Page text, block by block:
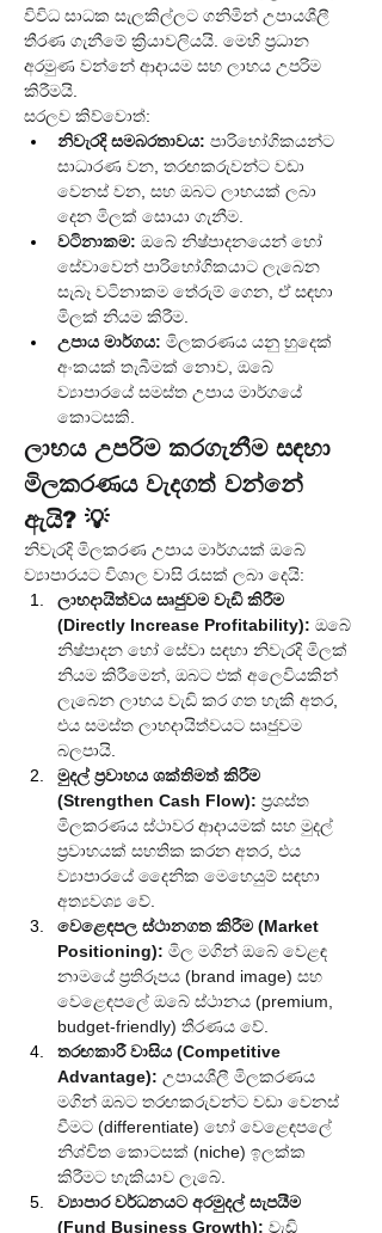
විවිධ සාධක සැලකිල්ලට ගනිමින් උපායශීලී
තීරණ ගැනීමේ ක්‍රියාවලියයි. මෙහි ප්‍රධාන
අරමුණ වන්නේ ආදායම සහ ලාභය උපරිම
කිරීමයි.
සරලව කිව්වොත්:
නිවැරදි සමබරතාවය: පාරිභෝගිකයන්ට
සාධාරණ වන, තරඟකරුවන්ට වඩා
වෙනස් වන, සහ ඔබට ලාභයක් ලබා
දෙන මිලක් සොයා ගැනීම.
වටිනාකම: ඔබේ නිෂ්පාදනයෙන් හෝ
සේවාවෙන් පාරිභෝගිකයාට ලැබෙන
සැබෑ වටිනාකම තේරුම් ගෙන, ඒ සඳහා
මිලක් නියම කිරීම.
උපාය මාර්ගය: මිලකරණය යනු හුදෙක්
අංකයක් තැබීමක් නොව, ඔබේ
ව්‍යාපාරයේ සමස්ත උපාය මාර්ගයේ
කොටසකි.
ලාභය උපරිම කරගැනීම සඳහා
මිලකරණය වැදගත් වන්නේ
ඇයි? 💡
නිවැරදි මිලකරණ උපාය මාර්ගයක් ඔබේ
ව්‍යාපාරයට විශාල වාසි රැසක් ලබා දෙයි:
ලාභදායිත්වය සෘජුවම වැඩි කිරීම
(Directly Increase Profitability): ඔබේ
නිෂ්පාදන හෝ සේවා සඳහා නිවැරදි මිලක්
නියම කිරීමෙන්, ඔබට එක් අලෙවියකින්
ලැබෙන ලාභය වැඩි කර ගත හැකි අතර,
එය සමස්ත ලාභදායිත්වයට සෘජුවම
බලපායි.
මුදල් ප්‍රවාහය ශක්තිමත් කිරීම
(Strengthen Cash Flow): ප්‍රශස්ත
මිලකරණය ස්ථාවර ආදායමක් සහ මුදල්
ප්‍රවාහයක් සහතික කරන අතර, එය
ව්‍යාපාරයේ දෛනික මෙහෙයුම් සඳහා
අත්‍යවශ්‍ය වේ.
වෙළෙඳපල ස්ථානගත කිරීම (Market
Positioning): මිල මගින් ඔබේ වෙළඳ
නාමයේ ප්‍රතිරූපය (brand image) සහ
වෙළෙඳපලේ ඔබේ ස්ථානය (premium,
budget-friendly) තීරණය වේ.
තරඟකාරී වාසිය (Competitive
Advantage): උපායශීලී මිලකරණය
මගින් ඔබට තරඟකරුවන්ට වඩා වෙනස්
වීමට (differentiate) හෝ වෙළෙඳපලේ
නිශ්චිත කොටසක් (niche) ඉලක්ක
කිරීමට හැකියාව ලැබේ.
ව්‍යාපාර වර්ධනයට අරමුදල් සැපයීම
(Fund Business Growth): වැඩි